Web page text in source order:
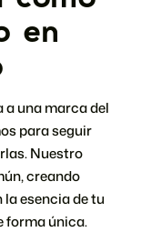
en
a una marca del
para seguir
Nuestro
creando
esencia de tu
forma única.